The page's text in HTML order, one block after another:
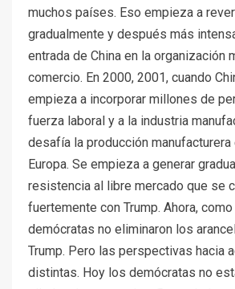
muchos países. Eso empieza a
gradualmente y después más
entrada de China en la organización
comercio. En 2000, 2001, cuando
empieza a incorporar millones de
fuerza laboral y a la industria
desafía la producción manufacturera
Europa. Se empieza a generar
resistencia al libre mercado que se
fuertemente con Trump. Ahora,
demócratas no eliminaron los
Trump. Pero las perspectivas hacia
distintas. Hoy los demócratas no